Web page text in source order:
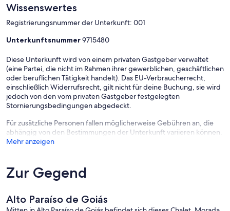
Wissenswertes
Registrierungsnummer der Unterkunft: 001
Unterkunftsnummer9715480
Diese Unterkunft wird von einem privaten Gastgeber verwaltet
(eine Partei, die nicht im Rahmen ihrer gewerblichen, geschäftlichen
oder beruflichen Tätigkeit handelt). Das EU-Verbraucherrecht,
einschließlich Widerrufsrecht, gilt nicht für deine Buchung, sie wird
jedoch von den vom privaten Gastgeber festgelegten
Stornierungsbedingungen abgedeckt.
Für zusätzliche Personen fallen möglicherweise Gebühren an, die
abhängig von den Bestimmungen der Unterkunft variieren können.
Mehr anzeigen
Zur Gegend
Alto Paraíso de Goiás